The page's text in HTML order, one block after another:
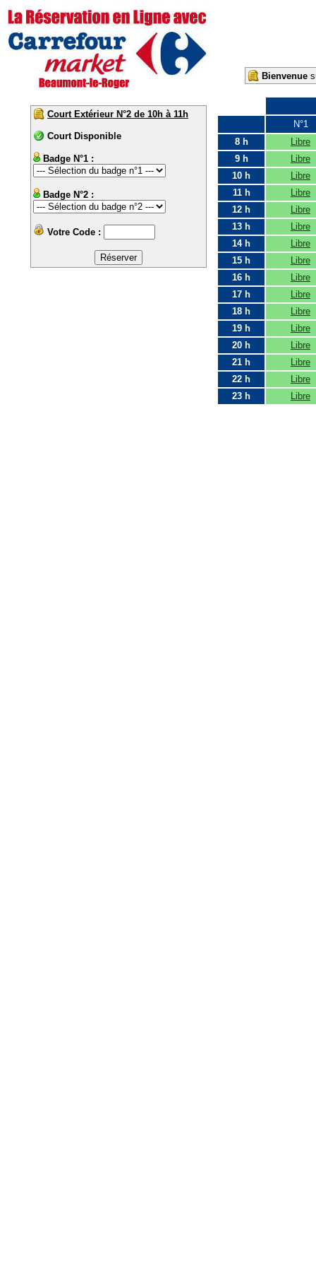
Bienvenue
Court Extérieur N°2 de 10h à 11h
Court Disponible
Badge N°1 :
Badge N°2 :
Votre Code :
N°1
8 h
Libre
9 h
Libre
10 h
Libre
11 h
Libre
12 h
Libre
13 h
Libre
14 h
Libre
15 h
Libre
16 h
Libre
17 h
Libre
18 h
Libre
19 h
Libre
20 h
Libre
21 h
Libre
22 h
Libre
23 h
Libre